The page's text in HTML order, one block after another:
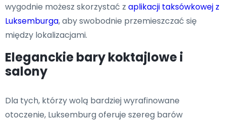
wygodnie możesz skorzystać z aplikacji taksówkowej z
Luksemburga, aby swobodnie przemieszczać się
między lokalizacjami.
Eleganckie bary koktajlowe i
salony
Dla tych, którzy wolą bardziej wyrafinowane
otoczenie, Luksemburg oferuje szereg barów